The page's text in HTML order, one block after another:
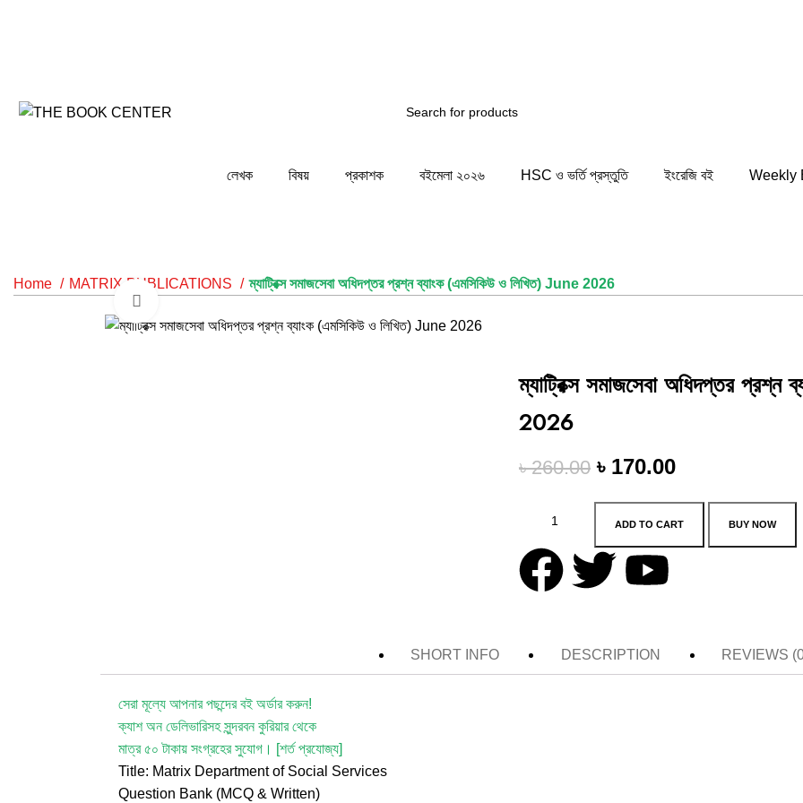
লেখক বিষয় প্রকাশক বইমেলা ২০২৬ HSC ও ভর্তি প্রস্তুতি ইংরেজি বই Weekly
Home MATRIX PUBLICATIONS ম্যাট্রিক্স সমাজসেবা অধিদপ্তর প্রশ্ন ব্যাংক (এমসিকিউ ও লিখিত) June 2026
ম্যাট্রিক্স সমাজসেবা অধিদপ্তর
2026
৳260.00 ৳ 170.00
ADD TO CART BUY NOW
SHORT INFO DESCRIPTION REVIEWS
সেরা মূল্যে আপনার পছন্দের বই অর্ডার করুন!
ক্যাশ অন ডেলিভারিসহ সুন্দরবন কুরিয়ার থেকে
মাত্র ৫০ টাকায় সংগ্রহের সুযোগ। [শর্ত প্রযোজ্য]
Title: Matrix Department of Social Services
Question Bank (MCQ & Written)